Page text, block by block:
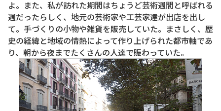
よ。また、私が訪れた期間はちょうど芸術週間と呼ばれる
週だったらしく、地元の芸術家や工芸家達が出店を出し
て。手づくりの小物や雑貨を販売していた。まさしく、歴
史の経緯と地域の情熱によって作り上げられた都市軸であ
り、朝から夜までたくさんの人達で賑わっていた。